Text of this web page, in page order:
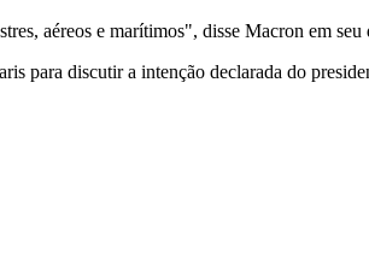
aéreos e marítimos", disse Macron em
para discutir a intenção declarada do